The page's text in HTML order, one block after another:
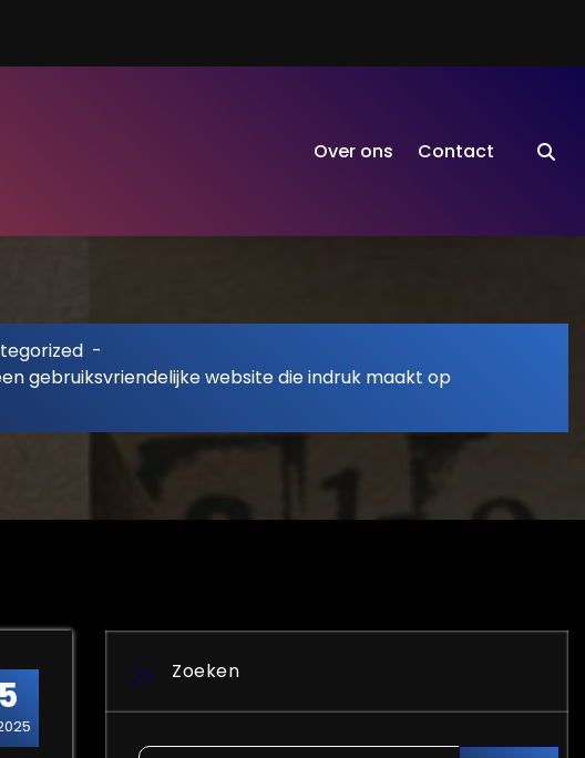
Over ons Contact
-
gebruiksvriendelijke website die indruk maakt op
Zoeken